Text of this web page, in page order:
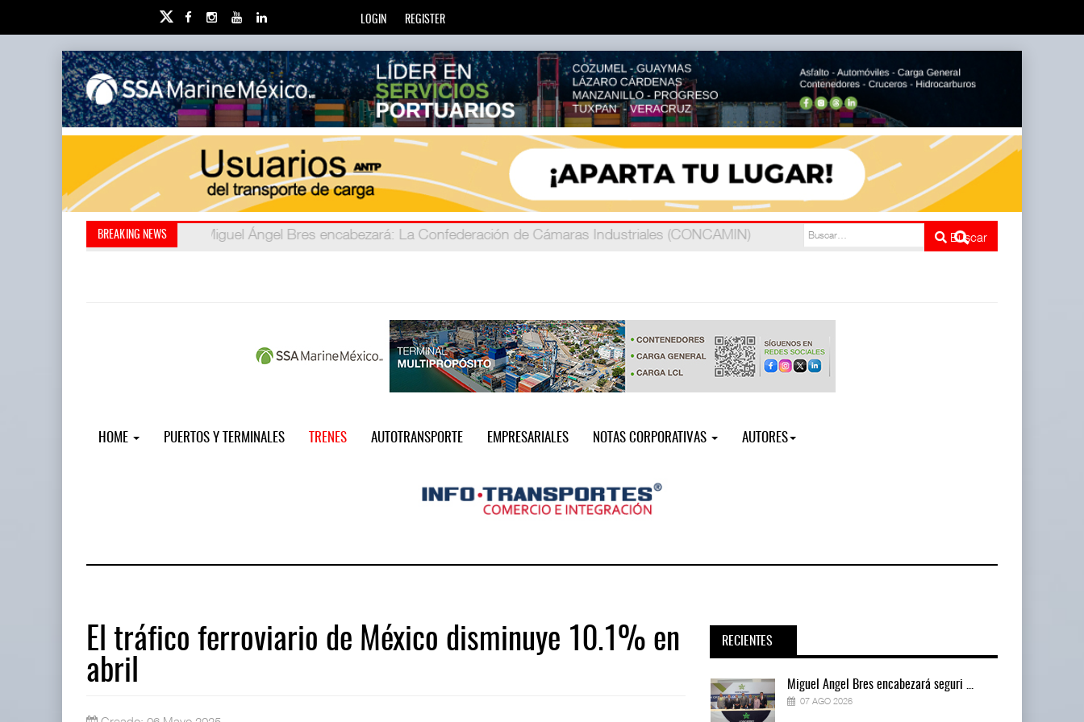
LOGIN REGISTER
BREAKING NEWS Miguel Ángel Bres encabezará
Retos de la educación privada : Más de 20 mil escuelas privadas atienden a más de cinco
Buscar
HOME PUERTOS Y TERMINALES TRENES AUTOTRANSPORTE EMPRESARIALES NOTAS CORPORATIVAS AUTORES
El tráfico ferroviario de México disminuye 10.1% en
abril
RECIENTES
Miguel Ángel Bres encabezará seguri ...
07 AGO 2026